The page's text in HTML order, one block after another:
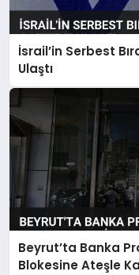
İsrail’in Serbest
Ulaştı
Beyrut’ta Banka
Blokesine Ateşle